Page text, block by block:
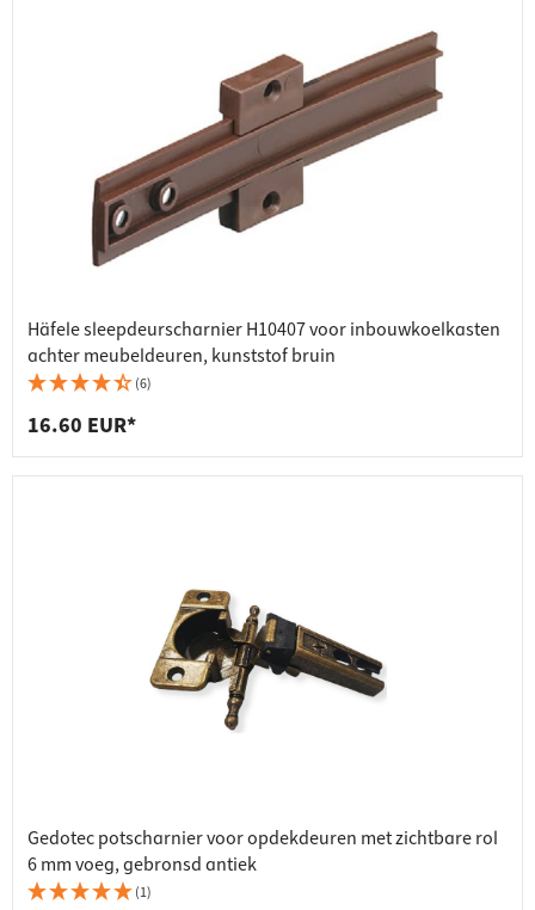
Häfele sleepdeurscharnier H10407 voor inbouwkoelkasten
achter meubeldeuren, kunststof bruin
(6)
16.60 EUR*
Gedotec potscharnier voor opdekdeuren met zichtbare rol
6 mm voeg, gebronsd antiek
(1)